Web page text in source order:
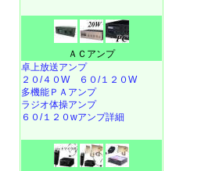
ＡＣアンプ
卓上放送アンプ
２０/４０W
６０/１２０W
多機能ＰＡアンプ
ラジオ体操アンプ
６０/１２０wアンプ詳細